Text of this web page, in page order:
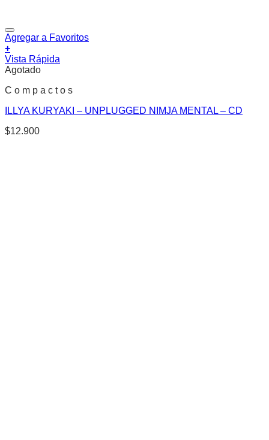
Agregar a Favoritos
+
Vista Rápida
Agotado
C o m p a c t o s
ILLYA KURYAKI – UNPLUGGED NIMJA MENTAL – CD
$12.900